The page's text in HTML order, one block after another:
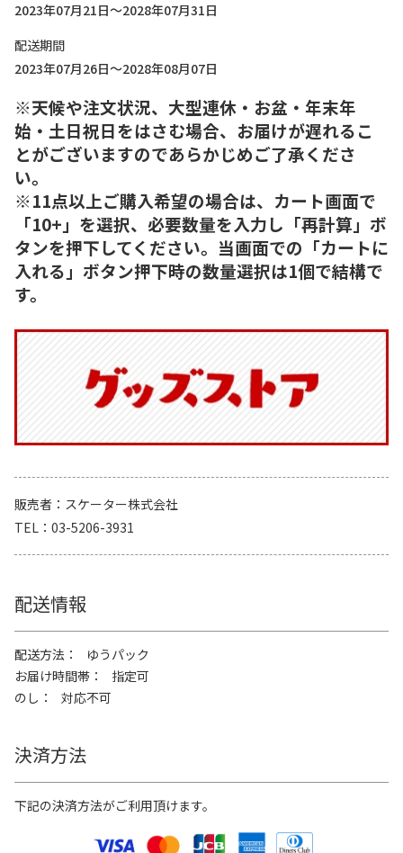
2023年07月21日～2028年07月31日
配送期間
2023年07月26日～2028年08月07日
※天候や注文状況、大型連休・お盆・年末年
始・土日祝日をはさむ場合、お届けが遅れるこ
とがございますのであらかじめご了承くださ
い。
※11点以上ご購入希望の場合は、カート画面で
「10+」を選択、必要数量を入力し「再計算」ボ
タンを押下してください。当画面での「カートに
入れる」ボタン押下時の数量選択は1個で結構で
す。
販売者
スケーター株式会社
TEL
03-5206-3931
配送情報
配送方法
ゆうパック
お届け時間帯
指定可
のし
対応不可
決済方法
下記の決済方法がご利用頂けます。